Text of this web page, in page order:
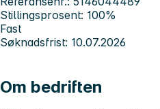
Stillingsprosent: 100%
Fast
Søknadsfrist: 10.07.2026
Om bedriften